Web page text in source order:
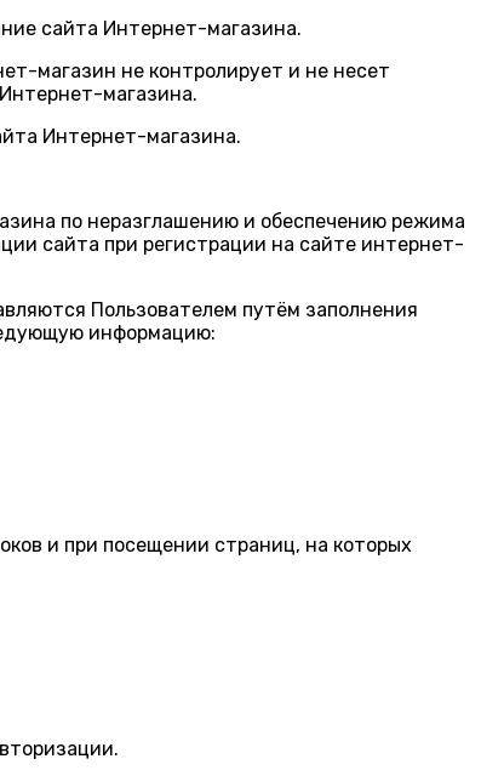
сайта Интернет-магазина.
магазин не контролирует и не несет
магазина.
Интернет-магазина.
по неразглашению и обеспечению режима
сайта при регистрации на сайте интернет-
Пользователем путём заполнения
информацию:
и при посещении страниц, на которых